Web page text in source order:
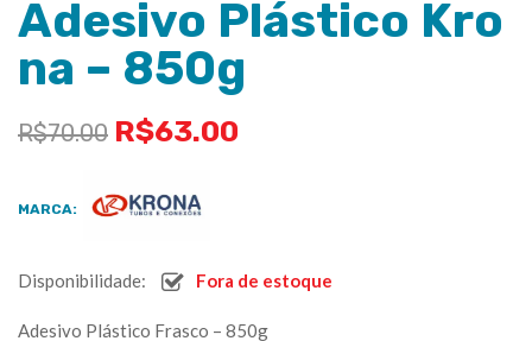
Adesivo Plástico Kro
na – 850g
R$70.00 R$63.00
MARCA:
Disponibilidade: Fora de estoque
Adesivo Plástico Frasco – 850g